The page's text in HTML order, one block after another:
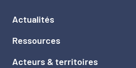
Actualités
Ressources
Acteurs & territoires